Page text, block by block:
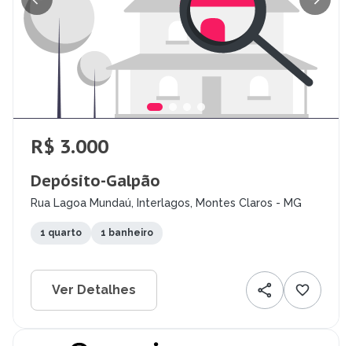
R$ 3.000
Depósito-Galpão
Rua Lagoa Mundaú, Interlagos, Montes Claros - MG
1 quarto 1 banheiro
Ver Detalhes